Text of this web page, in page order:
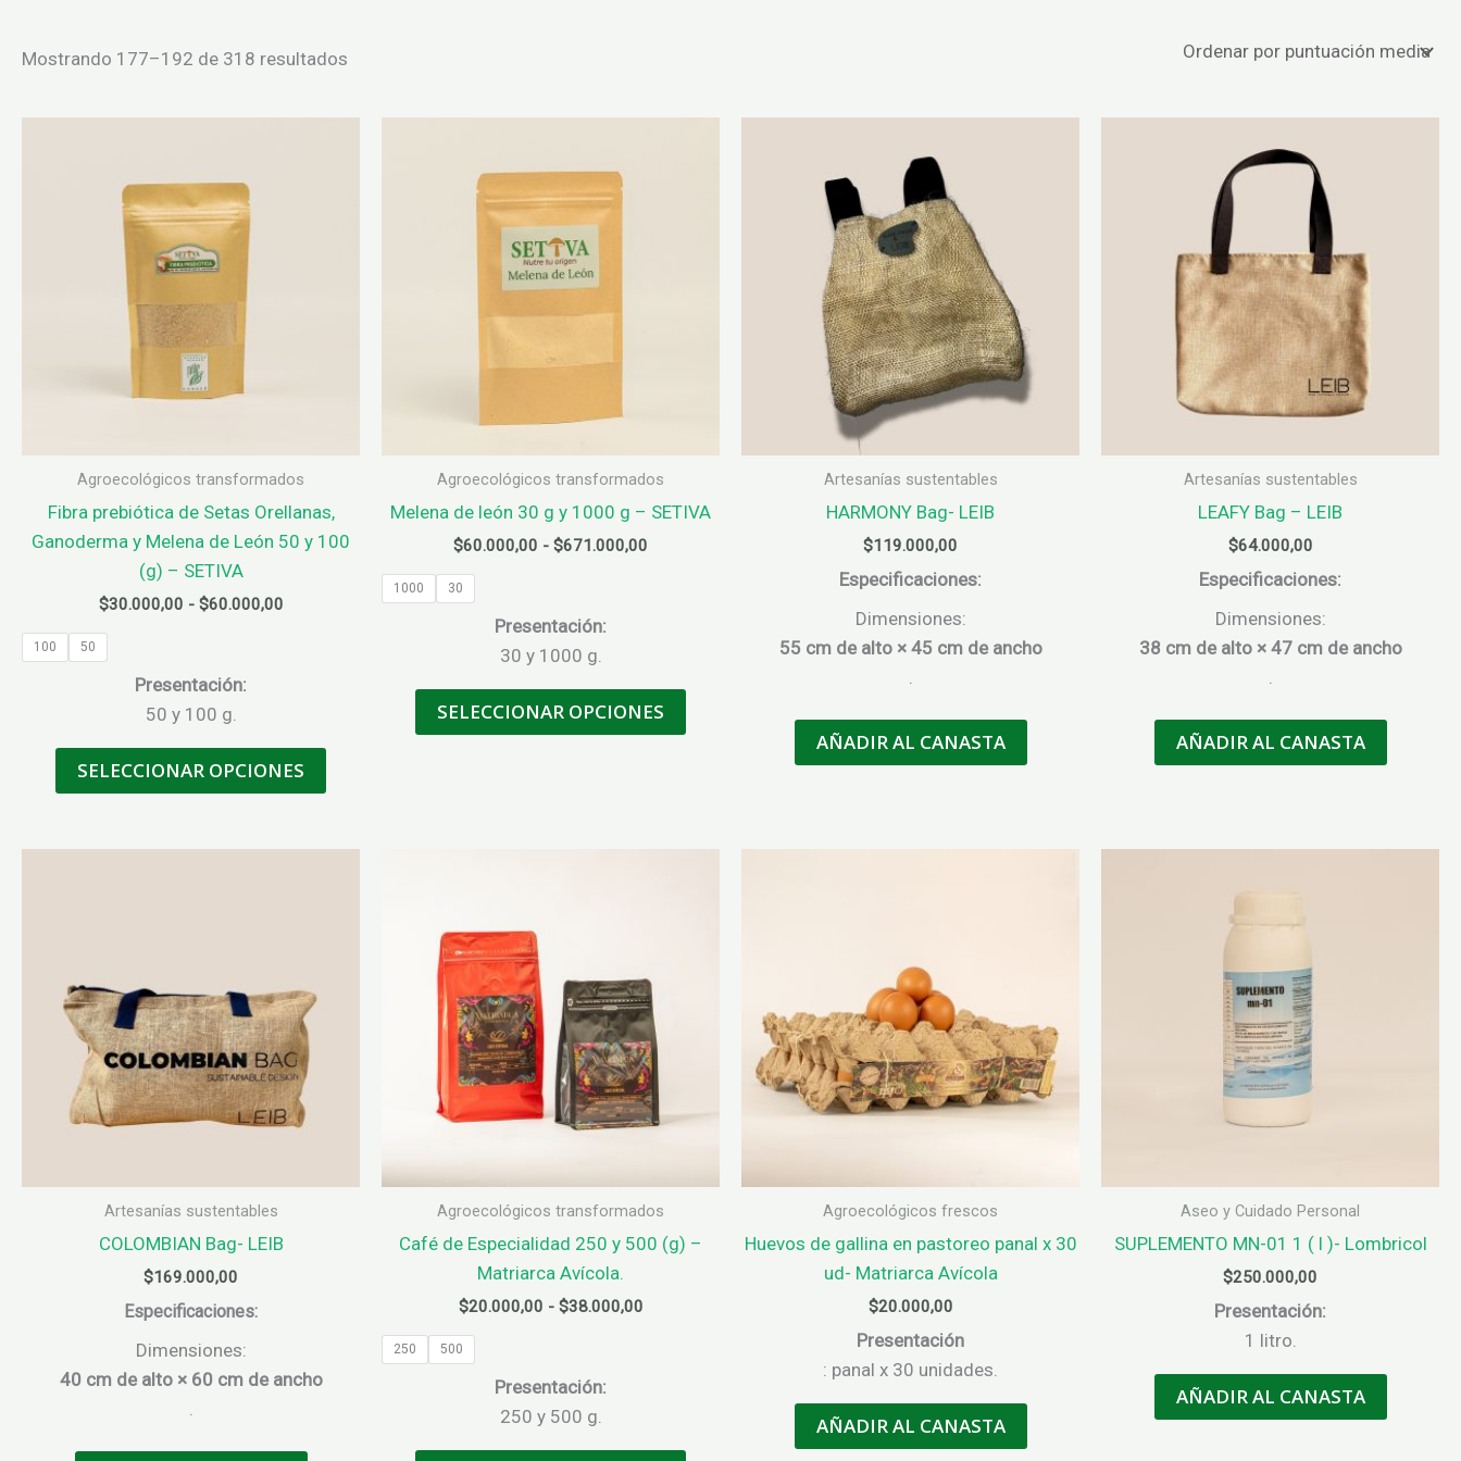
Mostrando 177–192 de 318 resultados
media
Agroecológicos transformados
Fibra prebiótica de Setas Orellanas,
Ganoderma y Melena de León 50 y 100
(g) – SETIVA
$30.000,00 - $60.000,00Rango
100 50
Presentación:
50 y 100 g.
SELECCIONAR OPCIONES
Este
Agroecológicos transformados
Melena de león 30 g y 1000 g – SETIVA
$60.000,00 - $671.000,00
1000 30
Presentación:
30 y 1000 g.
SELECCIONAR OPCIONES
Este
Artesanías sustentables
HARMONY Bag- LEIB
$119.000,00
Especificaciones:
Dimensiones:
55 cm de alto × 45 cm de ancho
AÑADIR AL CANASTA
Artesanías sustentables
LEAFY Bag – LEIB
$64.000,00
Especificaciones:
Dimensiones:
38 cm de alto × 47 cm de ancho
AÑADIR AL CANASTA
Artesanías sustentables
COLOMBIAN Bag- LEIB
$169.000,00
Especificaciones:
Dimensiones:
40 cm de alto × 60 cm de ancho
Agroecológicos transformados
Café de Especialidad 250 y 500 (g) –
Matriarca Avícola.
$20.000,00 - $38.000,00Rango
250 500
Presentación:
250 y 500 g.
Este
Agroecológicos frescos
Huevos de gallina en pastoreo panal x 30
ud- Matriarca Avícola
$20.000,00
Presentación
: panal x 30 unidades.
AÑADIR AL CANASTA
Aseo y Cuidado Personal
SUPLEMENTO MN-01 1 ( l )- Lombricol
$250.000,00
Presentación:
1 litro.
AÑADIR AL CANASTA